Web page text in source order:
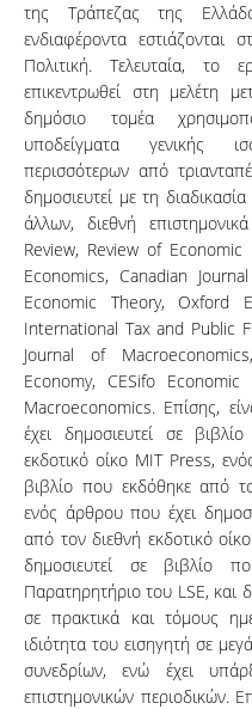
της Τράπεζας της
ενδιαφέροντα εστιάζονται
Πολιτική. Τελευταία, το
επικεντρωθεί στη μελέτη
δημόσιο τομέα
υποδείγματα γενικής
περισσότερων από
δημοσιευτεί με τη
άλλων, διεθνή
Review, Review of Economic
Economics, Canadian
Economic Theory, Oxford
International Tax and Public
Journal of
Economy, CESifo
Macroeconomics. Επίσης,
έχει δημοσιευτεί σε
εκδοτικό οίκο MIT Press,
βιβλίο που εκδόθηκε από
ενός άρθρου που έχει
από τον διεθνή εκδοτικό
δημοσιευτεί σε βιβλίο
Παρατηρητήριο του LSE, και
σε πρακτικά και τόμους
ιδιότητα του εισηγητή σε
συνεδρίων, ενώ έχει
επιστημονικών περιοδικών.